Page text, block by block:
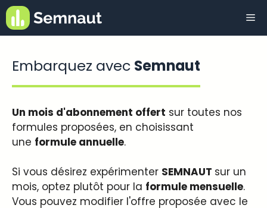
Aller
au
contenu
Embarquez avec Semnaut
Un mois d'abonnement offert sur toutes nos
formules proposées, en choisissant
une formule annuelle.
Si vous désirez expérimenter SEMNAUT sur un
mois, optez plutôt pour la formule mensuelle.
Vous pouvez modifier l'offre proposée avec le